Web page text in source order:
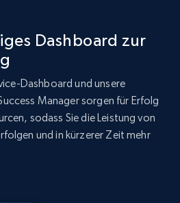
dataset - Collect
Description, Initial
Reviews count, and
Dashboard zur
Dashboard und unsere
Manager sorgen für Erfolg
sodass Sie die Leistung von
und in kürzerer Zeit mehr